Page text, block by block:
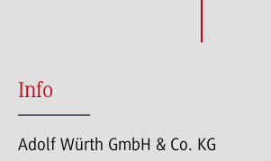
Info
Adolf Würth GmbH & Co. KG